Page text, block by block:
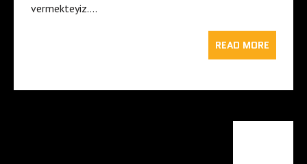
vermekteyiz….
READ MORE